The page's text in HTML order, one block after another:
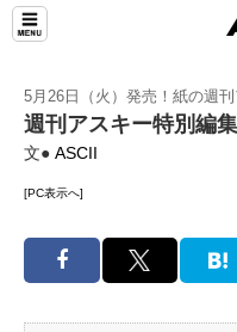
5月26日（火）発売！紙の週
週刊アスキー特別編
文● ASCII
[PC表示へ]